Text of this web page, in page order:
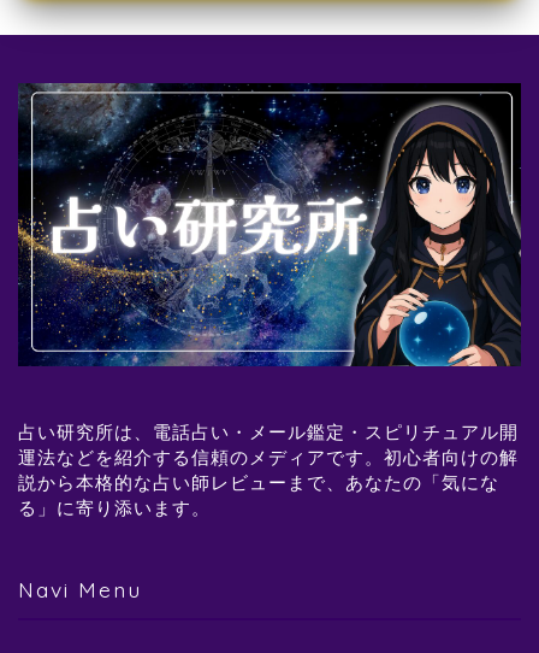
占い研究所は、電話占い・メール鑑定・スピリチュアル開
運法などを紹介する信頼のメディアです。初心者向けの解
説から本格的な占い師レビューまで、あなたの「気にな
る」に寄り添います。
Navi Menu